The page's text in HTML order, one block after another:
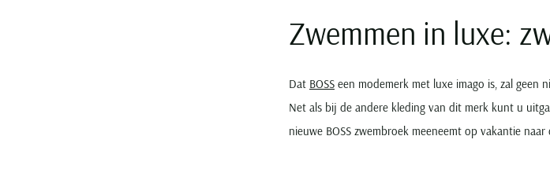
Zwemmen in luxe:
Dat BOSS een modemerk met luxe imago is, zal geen
Net als bij de andere kleding van dit merk kunt u
nieuwe BOSS zwembroek meeneemt op vakantie